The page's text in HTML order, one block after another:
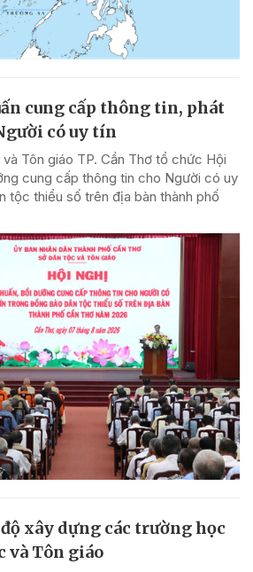
cung cấp thông tin, phát
có uy tín
Tôn giáo TP. Cần Thơ tổ chức Hội
cung cấp thông tin cho Người có uy
tộc thiểu số trên địa bàn thành phố
xây dựng các trường học
và Tôn giáo